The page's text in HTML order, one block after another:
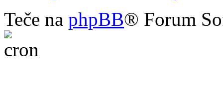
Teče na phpBB® Forum